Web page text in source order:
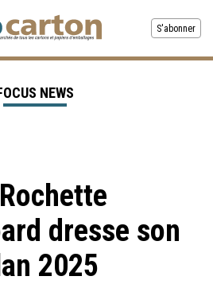
S'abonner
dresse son
2025
NEWS